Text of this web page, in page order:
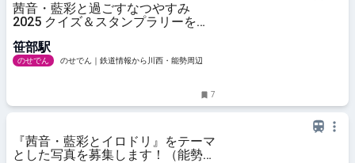
茜音・藍彩と過ごすなつやすみ
2025 クイズ＆スタンプラリーを開
｜沿線イベントガイド｜おでかけ・
沿線情報｜のせでん【能勢電鉄】
笹部駅
のせでん
のせでん｜鉄道情報から川西・能勢周辺の
7
『茜音・藍彩とイロドリ』をテーマ
とした写真を募集します！（能勢電